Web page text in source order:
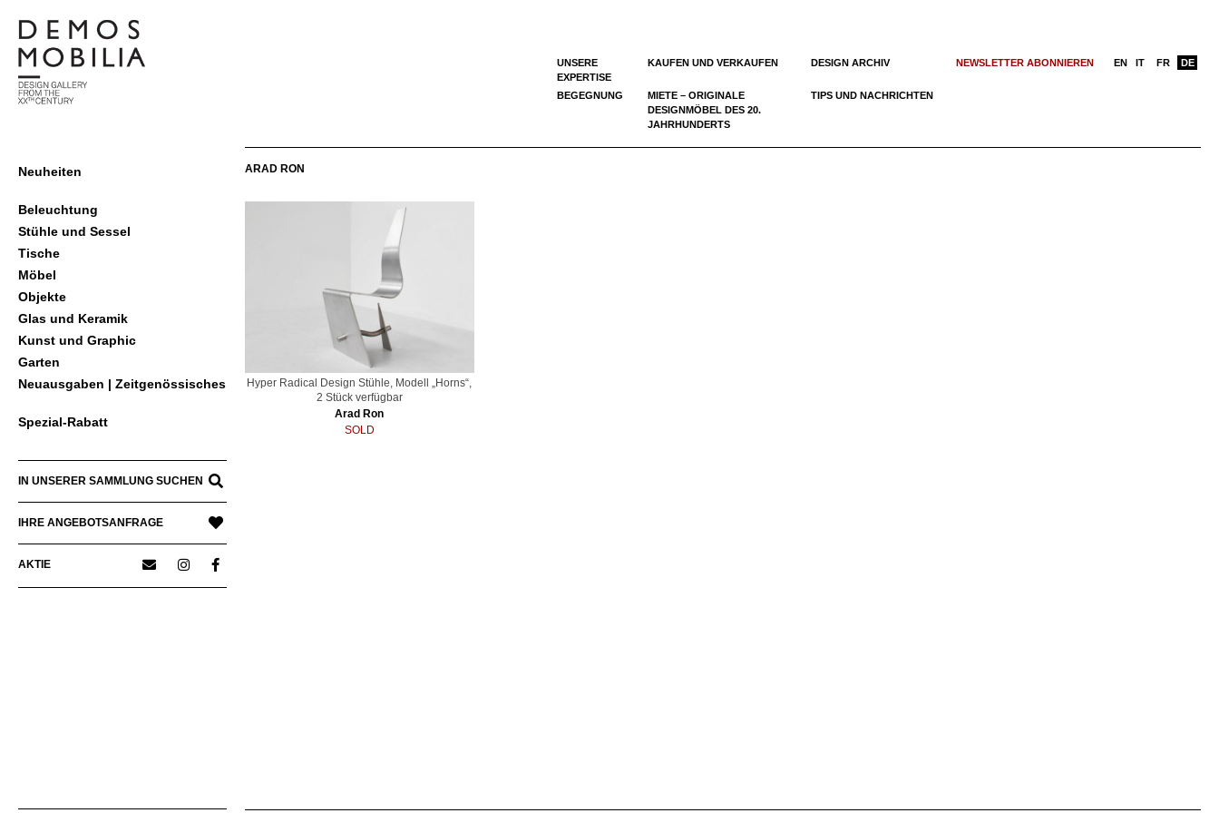
content
Primary
Menu
Neuheiten
Beleuchtung
Stühle und Sessel
Tische
Möbel
Objekte
Glas und Keramik
Kunst und Graphic
Garten
Neuausgaben | Zeitgenössisches
Spezial-Rabatt
IN UNSERER SAMMLUNG SUCHEN
IHRE ANGEBOTSANFRAGE
AKTIE
UNSERE
EXPERTISE
KAUFEN UND VERKAUFEN DESIGN ARCHIV NEWSLETTER ABONNIEREN
BEGEGNUNG
MIETE – ORIGINALE
DESIGNMÖBEL DES 20.
JAHRHUNDERTS
TIPS UND NACHRICHTEN
EN IT FR DE
ARAD RON
Hyper Radical Design Stühle, Modell „Horns“,
2 Stück verfügbar
Arad Ron
SOLD